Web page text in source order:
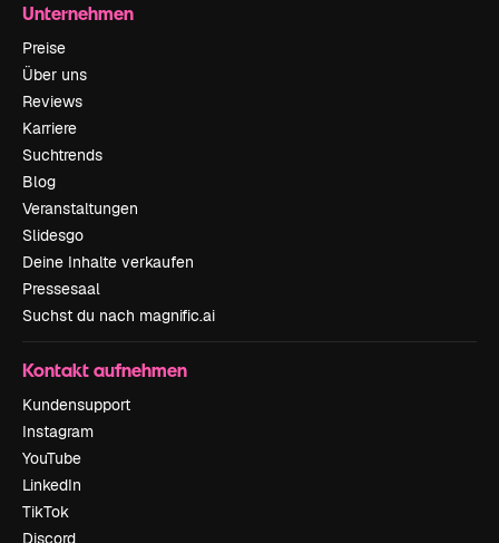
Unternehmen
Preise
Über uns
Reviews
Karriere
Suchtrends
Blog
Veranstaltungen
Slidesgo
Deine Inhalte verkaufen
Pressesaal
Suchst du nach magnific.ai
Kontakt aufnehmen
Kundensupport
Instagram
YouTube
LinkedIn
TikTok
Discord